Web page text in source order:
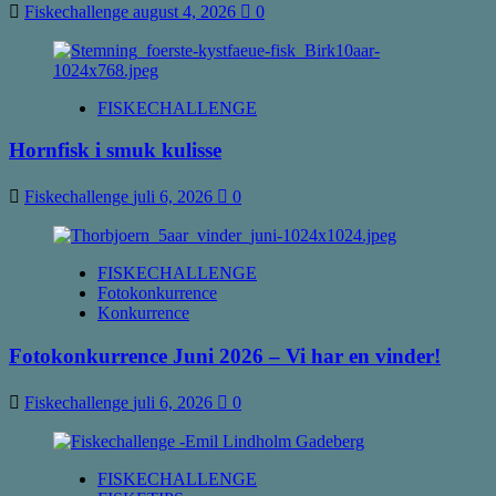
Fiskechallenge august 4, 2026 0
FISKECHALLENGE
Hornfisk i smuk kulisse
Fiskechallenge juli 6, 2026 0
FISKECHALLENGE
Fotokonkurrence
Konkurrence
Fotokonkurrence Juni 2026 – Vi har en vinder!
Fiskechallenge juli 6, 2026 0
FISKECHALLENGE